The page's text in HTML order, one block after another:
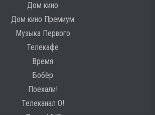
Дом кино
Дом кино Премиум
Музыка Первого
Телекафе
Время
Бобёр
Поехали!
Телеканал О!